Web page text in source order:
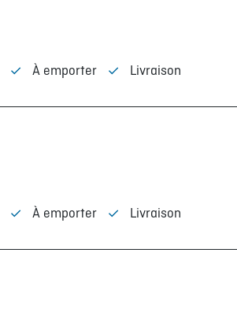
À emporter Livraison
À emporter Livraison